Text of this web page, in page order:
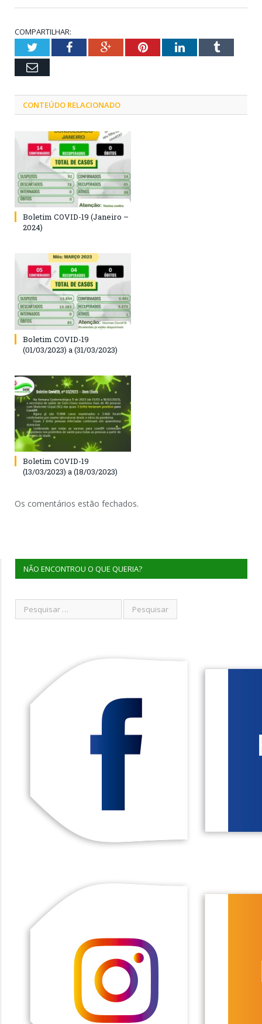
COMPARTILHAR:
TwitterFacebookGoogle+PinterestLinkedInTumblr
Email
CONTEÚDO RELACIONADO
Boletim COVID-19 (Janeiro –
2024)
Boletim COVID-19
(01/03/2023) a (31/03/2023)
Boletim COVID-19
(13/03/2023) a (18/03/2023)
Os comentários estão fechados.
NÃO ENCONTROU O QUE QUERIA?